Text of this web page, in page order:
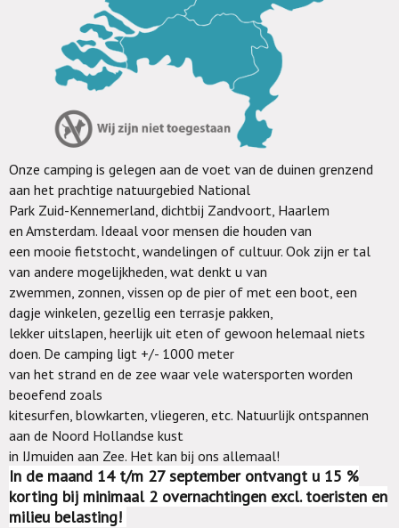
Onze camping is gelegen aan de voet van de duinen grenzend
aan het prachtige natuurgebied National
Park Zuid-Kennemerland, dichtbij Zandvoort, Haarlem
en Amsterdam. Ideaal voor mensen die houden van
een mooie fietstocht, wandelingen of cultuur. Ook zijn er tal
van andere mogelijkheden, wat denkt u van
zwemmen, zonnen, vissen op de pier of met een boot, een
dagje winkelen, gezellig een terrasje pakken,
lekker uitslapen, heerlijk uit eten of gewoon helemaal niets
doen. De camping ligt +/- 1000 meter
van het strand en de zee waar vele watersporten worden
beoefend zoals
kitesurfen, blowkarten, vliegeren, etc. Natuurlijk ontspannen
aan de Noord Hollandse kust
in IJmuiden aan Zee. Het kan bij ons allemaal!
In de maand 14 t/m 27 september ontvangt u 15 %
korting bij minimaal 2 overnachtingen excl. toeristen en
milieu belasting!